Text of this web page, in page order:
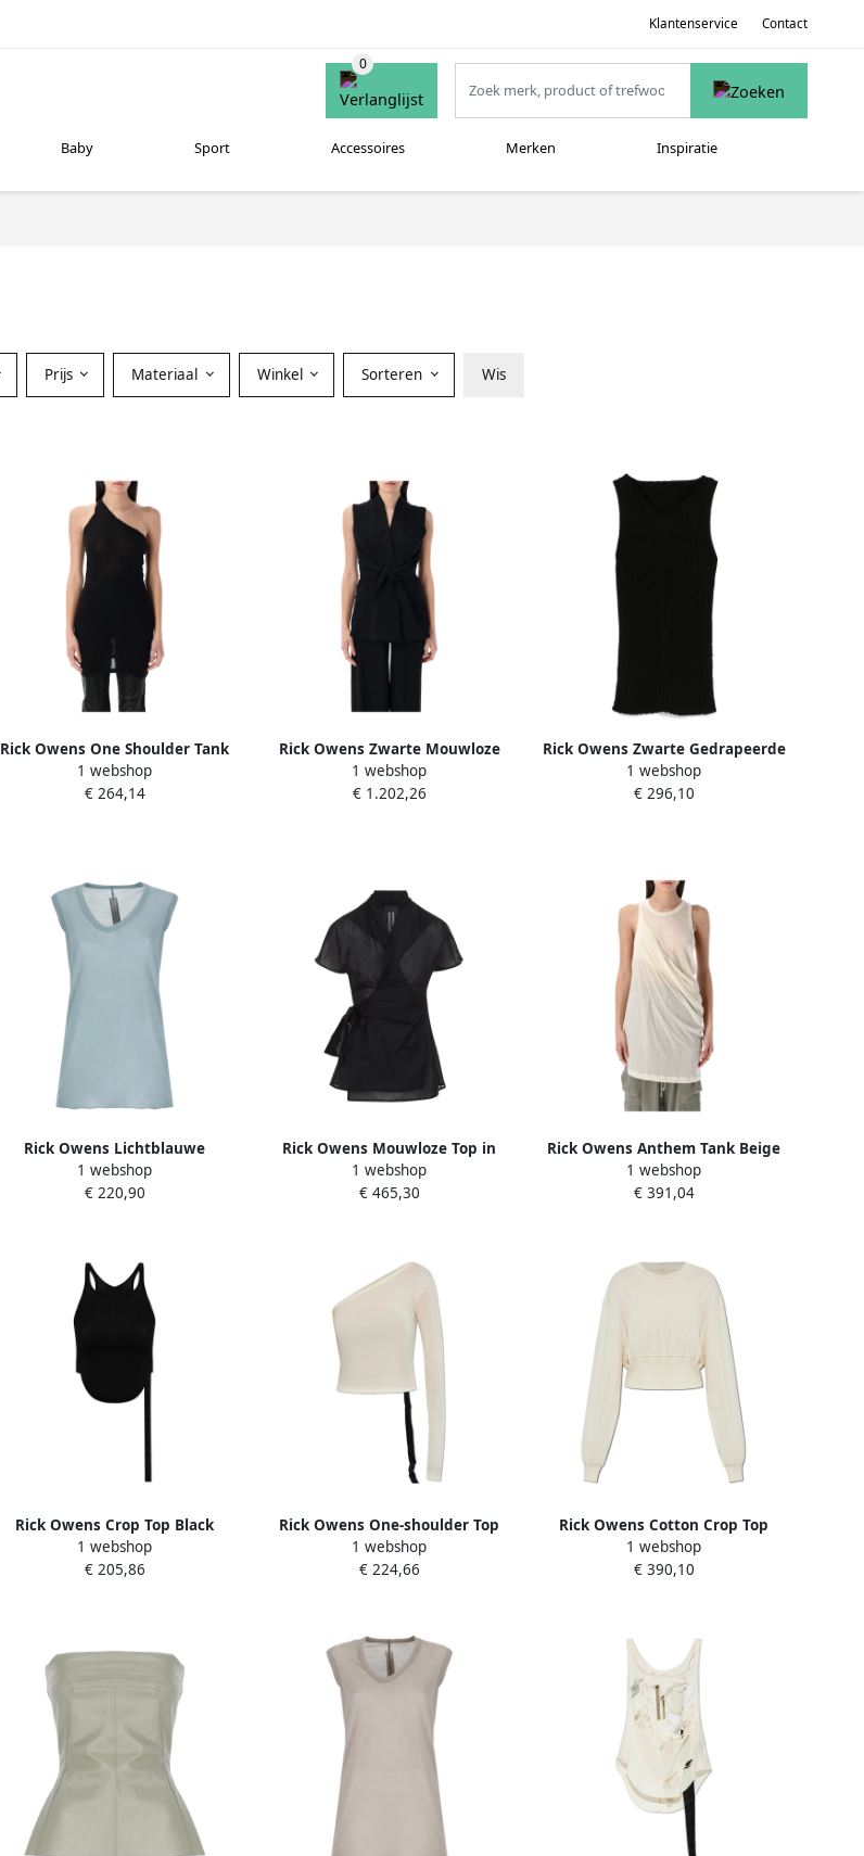
Klantenservice Contact
Baby Sport Accessoires Merken Inspiratie
Prijs Materiaal Winkel Sorteren Wis
Rick Owens One Shoulder Tank
Zwart Topwear Black Dames
1 webshop
€ 264,14
Rick Owens Zwarte Mouwloze
Wollen Top met V-hals Black
Dames
1 webshop
€ 1.202,26
Rick Owens Zwarte Gedrapeerde
Hoge Nek Mouwloze Top Black
Dames
1 webshop
€ 296,10
Rick Owens Lichtblauwe
Katoenen Top met V-hals Blue
Dames
1 webshop
€ 220,90
Rick Owens Mouwloze Top in
Laura Stijl Black Dames
1 webshop
€ 465,30
Rick Owens Anthem Tank Beige
Dames
1 webshop
€ 391,04
Rick Owens Crop Top Black
Dames
1 webshop
€ 205,86
Rick Owens One-shoulder Top
White Dames
1 webshop
€ 224,66
Rick Owens Cotton Crop Top
Beige Dames
1 webshop
€ 390,10